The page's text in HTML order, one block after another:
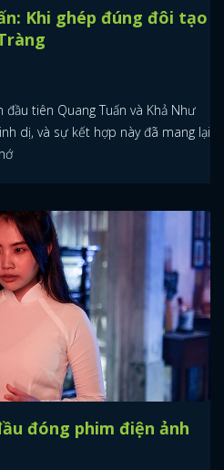
Khi ghép đúng đôi tạo
đầu tiên Quang Tuấn và Khả Như
dị, và sự kết hợp này đã mang lại
đóng phim điện ảnh